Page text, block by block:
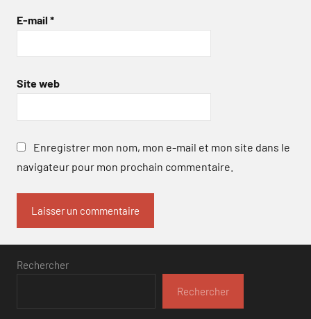
E-mail *
Site web
Enregistrer mon nom, mon e-mail et mon site dans le
navigateur pour mon prochain commentaire.
Rechercher
Rechercher